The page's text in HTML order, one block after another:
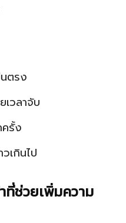
ตรง
เวลาจับ
รั้ง
เกินไป
ที่ช่วยเพิ่มความ